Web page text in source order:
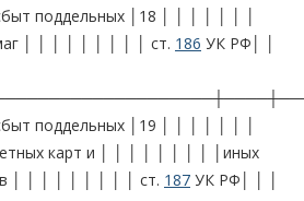
поддельных │18 │ │ │ │ │ │ │
│ │ │ │ │ │ │ │ │ ст. 186 УК РФ│ │
поддельных │19 │ │ │ │ │ │ │
карт и │ │ │ │ │ │ │ │ │иных
│ │ │ │ │ │ │ │ │ ст. 187 УК РФ│ │ │